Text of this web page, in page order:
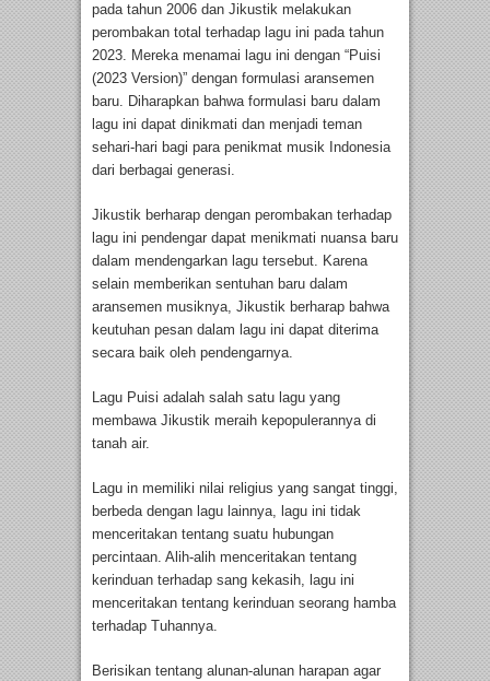
pada tahun 2006 dan Jikustik melakukan
perombakan total terhadap lagu ini pada tahun
2023. Mereka menamai lagu ini dengan “Puisi
(2023 Version)” dengan formulasi aransemen
baru. Diharapkan bahwa formulasi baru dalam
lagu ini dapat dinikmati dan menjadi teman
sehari-hari bagi para penikmat musik Indonesia
dari berbagai generasi.
Jikustik berharap dengan perombakan terhadap
lagu ini pendengar dapat menikmati nuansa baru
dalam mendengarkan lagu tersebut. Karena
selain memberikan sentuhan baru dalam
aransemen musiknya, Jikustik berharap bahwa
keutuhan pesan dalam lagu ini dapat diterima
secara baik oleh pendengarnya.
Lagu Puisi adalah salah satu lagu yang
membawa Jikustik meraih kepopulerannya di
tanah air.
Lagu in memiliki nilai religius yang sangat tinggi,
berbeda dengan lagu lainnya, lagu ini tidak
menceritakan tentang suatu hubungan
percintaan. Alih-alih menceritakan tentang
kerinduan terhadap sang kekasih, lagu ini
menceritakan tentang kerinduan seorang hamba
terhadap Tuhannya.
Berisikan tentang alunan-alunan harapan agar